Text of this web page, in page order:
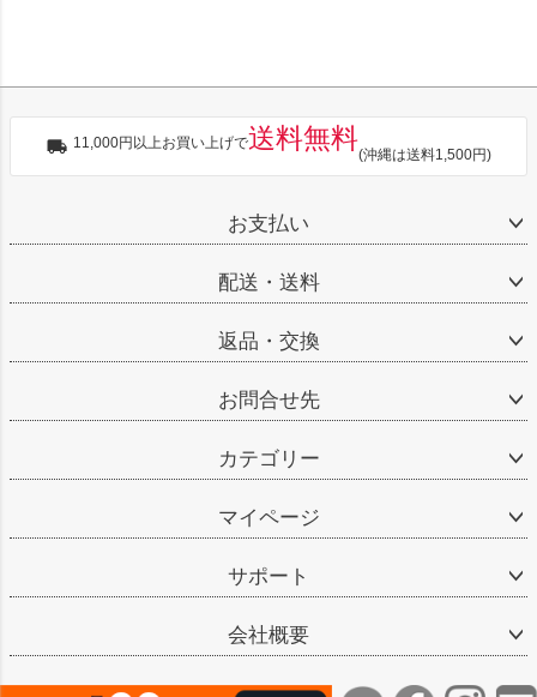
11,000円以上お買い上げで送料無料
(沖縄は送料1,500円)
お支払い
配送・送料
返品・交換
お問合せ先
カテゴリー
マイページ
サポート
会社概要